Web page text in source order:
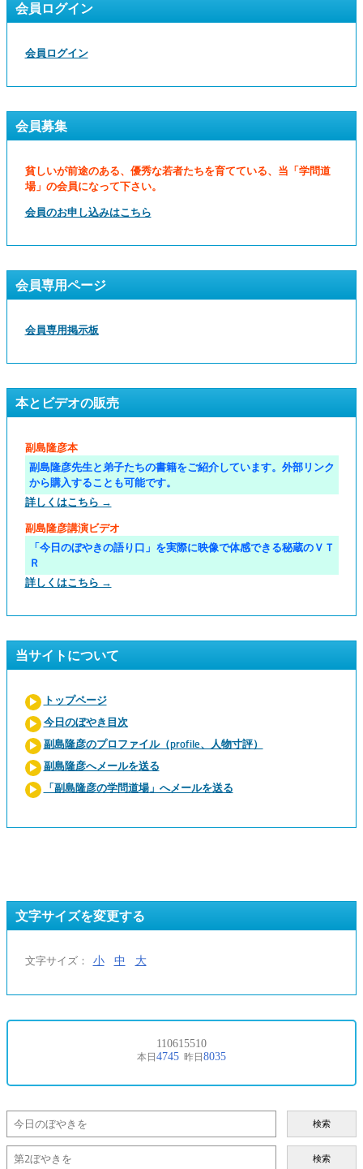
会員ログイン
会員ログイン
会員募集
貧しいが前途のある、優秀な若者たちを育てている、当「学問道
場」の会員になって下さい。
会員のお申し込みはこちら
会員専用ページ
会員専用掲示板
本とビデオの販売
副島隆彦本
副島隆彦先生と弟子たちの書籍をご紹介しています。外部リンク
から購入することも可能です。
詳しくはこちら →
副島隆彦講演ビデオ
「今日のぼやきの語り口」を実際に映像で体感できる秘蔵のＶＴ
Ｒ
詳しくはこちら →
当サイトについて
トップページ
今日のぼやき目次
副島隆彦のプロファイル（profile、人物寸評）
副島隆彦へメールを送る
「副島隆彦の学問道場」へメールを送る
文字サイズを変更する
文字サイズ： 小 中 大
検索
検索